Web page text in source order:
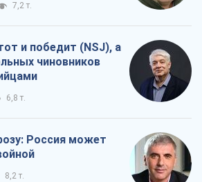
7,2 т.
и победит (NSJ), а
чиновников
6,8 т.
Россия может
8,2 т.